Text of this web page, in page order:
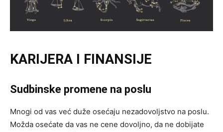
KARIJERA I FINANSIJE
Sudbinske promene na poslu
Mnogi od vas već duže osećaju nezadovoljstvo na poslu.
Možda osećate da vas ne cene dovoljno, da ne dobijate